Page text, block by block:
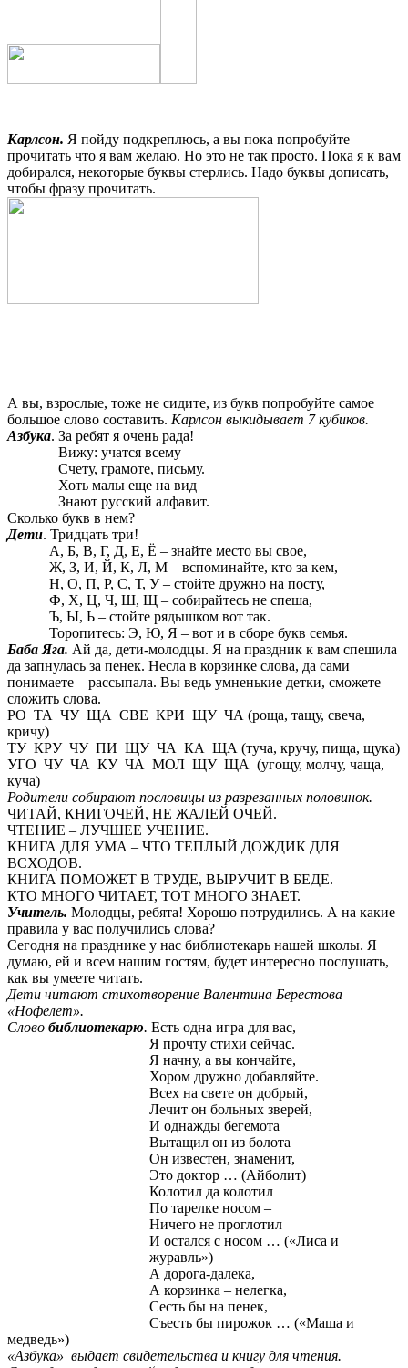
Карлсон. Я пойду подкреплюсь, а вы пока попробуйте
прочитать что я вам желаю. Но это не так просто. Пока я к вам
добирался, некоторые буквы стерлись. Надо буквы дописать,
чтобы фразу прочитать.
А вы, взрослые, тоже не сидите, из букв попробуйте самое
большое слово составить. Карлсон выкидывает 7 кубиков.
Азбука. За ребят я очень рада!
Вижу: учатся всему –
Счету, грамоте, письму.
Хоть малы еще на вид
Знают русский алфавит.
Сколько букв в нем?
Дети. Тридцать три!
А, Б, В, Г, Д, Е, Ё – знайте место вы свое,
Ж, З, И, Й, К, Л, М – вспоминайте, кто за кем,
Н, О, П, Р, С, Т, У – стойте дружно на посту,
Ф, Х, Ц, Ч, Ш, Щ – собирайтесь не спеша,
Ъ, Ы, Ь – стойте рядышком вот так.
Торопитесь: Э, Ю, Я – вот и в сборе букв семья.
Баба Яга. Ай да, дети-молодцы. Я на праздник к вам спешила
да запнулась за пенек. Несла в корзинке слова, да сами
понимаете – рассыпала. Вы ведь умненькие детки, сможете
сложить слова.
РО ТА ЧУ ЩА СВЕ КРИ ЩУ ЧА (роща, тащу, свеча,
кричу)
ТУ КРУ ЧУ ПИ ЩУ ЧА КА ЩА (туча, кручу, пища, щука)
УГО ЧУ ЧА КУ ЧА МОЛ ЩУ ЩА (угощу, молчу, чаща,
куча)
Родители собирают пословицы из разрезанных половинок.
ЧИТАЙ, КНИГОЧЕЙ, НЕ ЖАЛЕЙ ОЧЕЙ.
ЧТЕНИЕ – ЛУЧШЕЕ УЧЕНИЕ.
КНИГА ДЛЯ УМА – ЧТО ТЕПЛЫЙ ДОЖДИК ДЛЯ
ВСХОДОВ.
КНИГА ПОМОЖЕТ В ТРУДЕ, ВЫРУЧИТ В БЕДЕ.
КТО МНОГО ЧИТАЕТ, ТОТ МНОГО ЗНАЕТ.
Учитель. Молодцы, ребята! Хорошо потрудились. А на какие
правила у вас получились слова?
Сегодня на празднике у нас библиотекарь нашей школы. Я
думаю, ей и всем нашим гостям, будет интересно послушать,
как вы умеете читать.
Дети читают стихотворение Валентина Берестова
«Нофелет».
Слово библиотекарю. Есть одна игра для вас,
Я прочту стихи сейчас.
Я начну, а вы кончайте,
Хором дружно добавляйте.
Всех на свете он добрый,
Лечит он больных зверей,
И однажды бегемота
Вытащил он из болота
Он известен, знаменит,
Это доктор … (Айболит)
Колотил да колотил
По тарелке носом –
Ничего не проглотил
И остался с носом … («Лиса и
журавль»)
А дорога-далека,
А корзинка – нелегка,
Сесть бы на пенек,
Съесть бы пирожок … («Маша и
медведь»)
«Азбука» выдает свидетельства и книгу для чтения.